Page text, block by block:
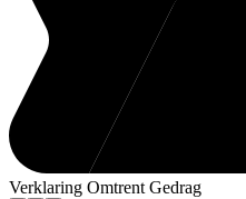
Verklaring Omtrent Gedrag